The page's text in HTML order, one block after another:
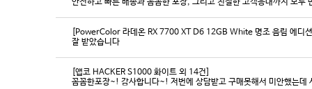
[PowerColor 라데온 RX 7700 XT D6 12GB White 명조 음림 에디
잘 받았습니다
[앱코 HACKER S1000 화이트 외 14건]
꼼꼼한포장~! 감사합니다~! 저번에 상담받고 구매못해서 미안했는